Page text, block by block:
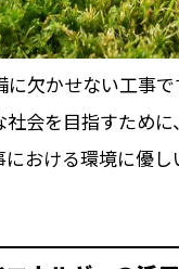
欠かせない工事
会を目指すため
おける環境に優